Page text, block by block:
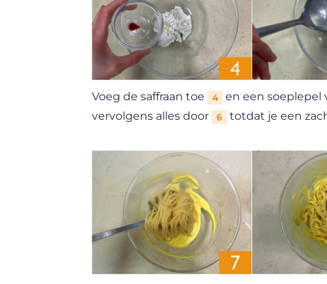
Voeg de saffraan toe 4 en een soeplepel
vervolgens alles door
6 totdat je een